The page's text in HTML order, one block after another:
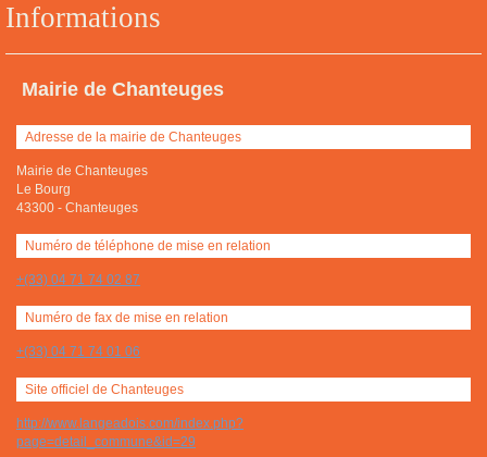
Informations
Mairie de Chanteuges
Adresse de la mairie de Chanteuges
Mairie de Chanteuges
Le Bourg
43300 - Chanteuges
Numéro de téléphone de mise en relation
+(33) 04 71 74 02 87
Numéro de fax de mise en relation
+(33) 04 71 74 01 06
Site officiel de Chanteuges
http://www.langeadois.com/index.php?
page=detail_commune&id=29